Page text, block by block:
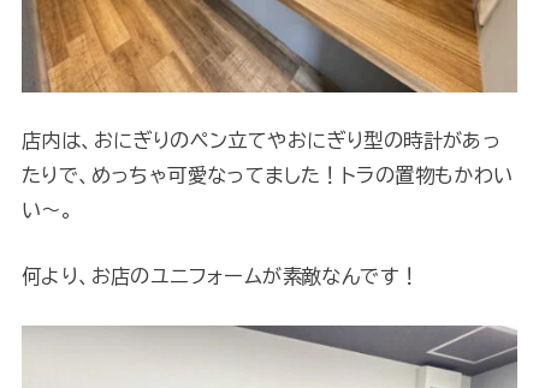
店内は、おにぎりのペン立てやおにぎり型の時計があっ
たりで、めっちゃ可愛なってました！トラの置物もかわい
い～。
何より、お店のユニフォームが素敵なんです！